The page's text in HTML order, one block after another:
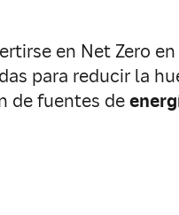
en Net Zero
para reducir la
de fuentes de